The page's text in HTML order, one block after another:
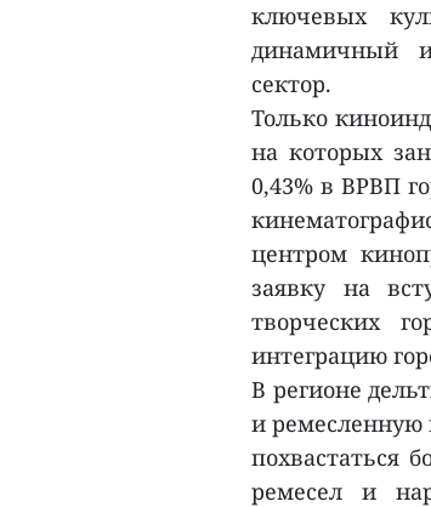
ключевых
динамичный
сектор.
Только
на которых
0,43% в ВРВП
центром
заявку на
творческих
интеграцию
В регионе
и ремесленную
похвастаться
ремесел и